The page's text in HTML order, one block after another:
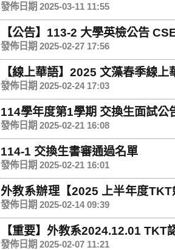
發佈日期 2025-03-11 11:55
【公告】113-2 大學英檢公告
發佈日期 2025-02-27 17:56
【線上華語】2025 文藻春季線
享優惠現折2000元！
發佈日期 2025-02-24 17:03
114學年度第1學期 交換生面試公
發佈日期 2025-02-21 16:08
114-1 交換生書審通過名單
發佈日期 2025-02-21 16:01
外教系辦理【2025 上半年度
2025 TKT ON-CAMPUS
發佈日期 2025-02-14 09:39
【重要】外教系2024.12.01
發佈日期 2025-02-07 11:21